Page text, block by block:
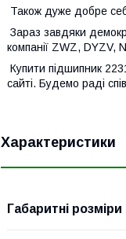
Також дуже добре
Зараз завдяки
компанії ZWZ, DYZV,
Купити підшипник
сайті. Будемо раді
Характеристики
Габаритні розміри